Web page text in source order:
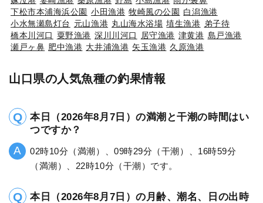
下松市本浦海浜公園 小田漁港 牧崎風の公園 白潟漁港
小水無瀬島灯台 元山漁港 丸山海水浴場 埴生漁港 弟子待
橋本川河口 粟野漁港 深川川河口 居守漁港 津黄港 島戸漁港
瀬戸ヶ鼻 肥中漁港 大井浦漁港 矢玉漁港 久原漁港
山口県の人気魚種の釣果情報
本日（2026年8月7日）の満潮と干潮の時間はい
つですか？
02時10分（満潮）、09時29分（干潮）、16時59分
（満潮）、22時10分（干潮）です。
本日（2026年8月7日）の月齢、潮名、日の出時